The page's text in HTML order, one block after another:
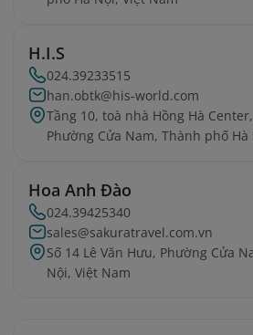
H.I.S
024.39233515
han.obtk@his-world.com
Tầng 10, toà nhà Hồng Hà
Phường Cửa Nam, Thành phố Hà
Hoa Anh Đào
024.39425340
sales@sakuratravel.com.vn
Số 14 Lê Văn Hưu, Phường Cửa
Nội, Việt Nam